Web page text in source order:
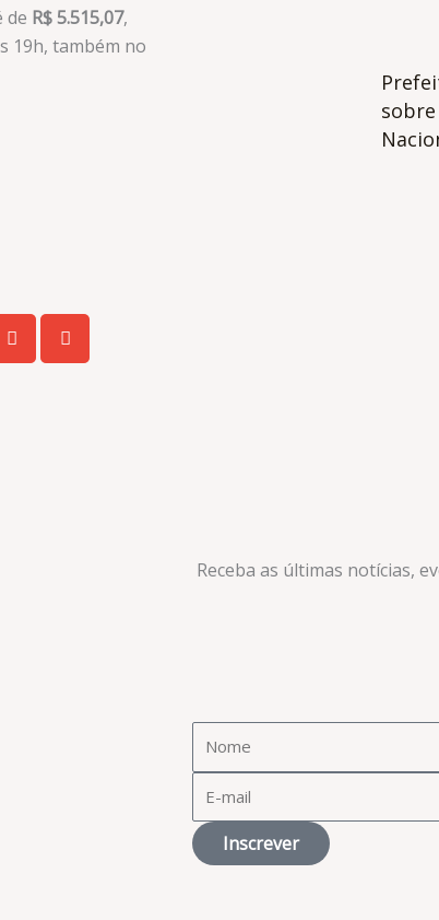
de R$ 5.515,07,
19h, também no
Receba as últimas notícias,
Inscrever